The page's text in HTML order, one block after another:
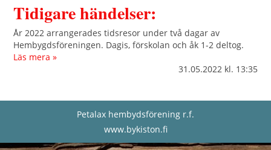
Tidigare händelser:
År 2022 arrangerades tidsresor under två dagar av
Hembygdsföreningen. Dagis, förskolan och åk 1-2 deltog.
Läs mera »
31.05.2022 kl. 13:35
Petalax hembydsförening r.f.
www.bykiston.fi